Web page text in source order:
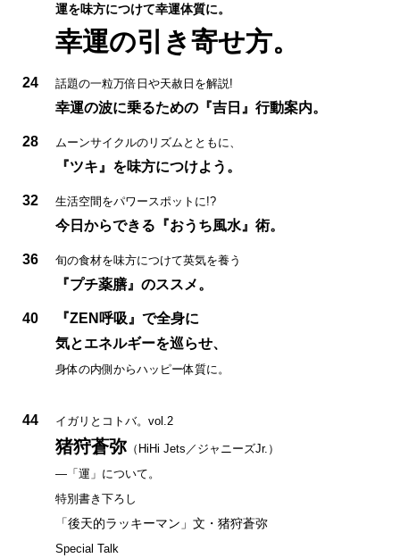
運を味方につけて幸運体質に。
幸運の引き寄せ方。
24 話題の一粒万倍日や天赦日を解説!
幸運の波に乗るための『吉日』行動案内。
28 ムーンサイクルのリズムとともに、
『ツキ』を味方につけよう。
32 生活空間をパワースポットに!?
今日からできる『おうち風水』術。
36 旬の食材を味方につけて英気を養う
『プチ薬膳』のススメ。
40
『ZEN呼吸』で全身に
気とエネルギーを巡らせ、
身体の内側からハッピー体質に。
44 イガリとコトバ。vol.2
猪狩蒼弥 （HiHi Jets／ジャニーズJr.）
—「運」について。
特別書き下ろし
「後天的ラッキーマン」文・猪狩蒼弥
Special Talk